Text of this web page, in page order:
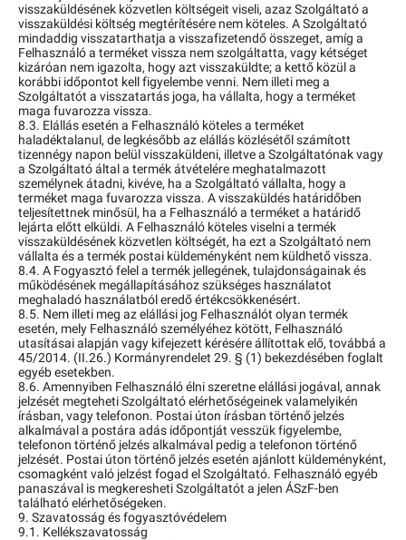
visszaküldésének közvetlen költségeit viseli, azaz Szolgáltató a
visszaküldési költség megtérítésére nem köteles. A Szolgáltató
mindaddig visszatarthatja a visszafizetendő összeget, amíg a
Felhasználó a terméket vissza nem szolgáltatta, vagy kétséget
kizáróan nem igazolta, hogy azt visszaküldte; a kettő közül a
korábbi időpontot kell figyelembe venni. Nem illeti meg a
Szolgáltatót a visszatartás joga, ha vállalta, hogy a terméket
maga fuvarozza vissza.
8.3. Elállás esetén a Felhasználó köteles a terméket
haladéktalanul, de legkésőbb az elállás közlésétől számított
tizennégy napon belül visszaküldeni, illetve a Szolgáltatónak vagy
a Szolgáltató által a termék átvételére meghatalmazott
személynek átadni, kivéve, ha a Szolgáltató vállalta, hogy a
terméket maga fuvarozza vissza. A visszaküldés határidőben
teljesítettnek minősül, ha a Felhasználó a terméket a határidő
lejárta előtt elküldi. A Felhasználó köteles viselni a termék
visszaküldésének közvetlen költségét, ha ezt a Szolgáltató nem
vállalta és a termék postai küldeményként nem küldhető vissza.
8.4. A Fogyasztó felel a termék jellegének, tulajdonságainak és
működésének megállapításához szükséges használatot
meghaladó használatból eredő értékcsökkenésért.
8.5. Nem illeti meg az elállási jog Felhasználót olyan termék
esetén, mely Felhasználó személyéhez kötött, Felhasználó
utasításai alapján vagy kifejezett kérésére állítottak elő, továbbá a
45/2014. (II.26.) Kormányrendelet 29. § (1) bekezdésében foglalt
egyéb esetekben.
8.6. Amennyiben Felhasználó élni szeretne elállási jogával, annak
jelzését megteheti Szolgáltató elérhetőségeinek valamelyikén
írásban, vagy telefonon. Postai úton írásban történő jelzés
alkalmával a postára adás időpontját vesszük figyelembe,
telefonon történő jelzés alkalmával pedig a telefonon történő
jelzését. Postai úton történő jelzés esetén ajánlott küldeményként,
csomagként való jelzést fogad el Szolgáltató. Felhasználó egyéb
panaszával is megkeresheti Szolgáltatót a jelen ÁSzF-ben
található elérhetőségeken.
9. Szavatosság és fogyasztóvédelem
9.1. Kellékszavatosság